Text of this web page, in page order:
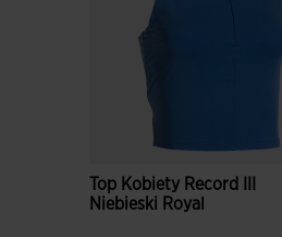
Top Kobiety Record III
Niebieski Royal